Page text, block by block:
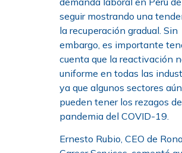
seguir mostrando una
la recuperación gradual. Sin
embargo, es importante
cuenta que la reactivación
uniforme en todas las
ya que algunos sectores aún
pueden tener los rezagos
pandemia del COVID-19.
Ernesto Rubio, CEO de